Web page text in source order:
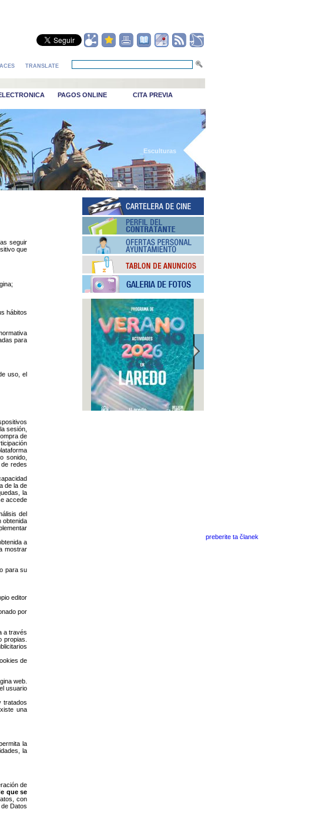
TRANSLATE
PAGOS ONLINE CITA PREVIA
_Esculturas
seguir
que
hábitos
para
uso, el
sesión,
de
sonido,
redes
de la de
la
accede
del
obtenida
a
mostrar
para su
editor
por
a través
de
web.
usuario
tratados
una
la
la
de
que se
con
Datos
preberite ta članek